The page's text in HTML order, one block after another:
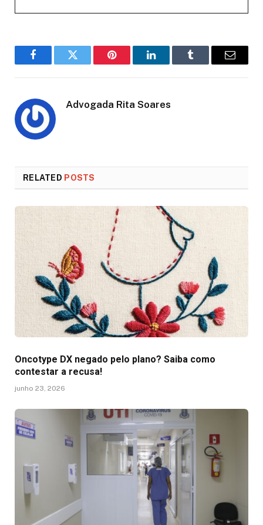
FacebookTwitter Pinterest LinkedInTumblr Email
Advogada Rita Soares
RELATED POSTS
Oncotype DX negado pelo plano? Saiba como
contestar a recusa!
junho 23, 2026